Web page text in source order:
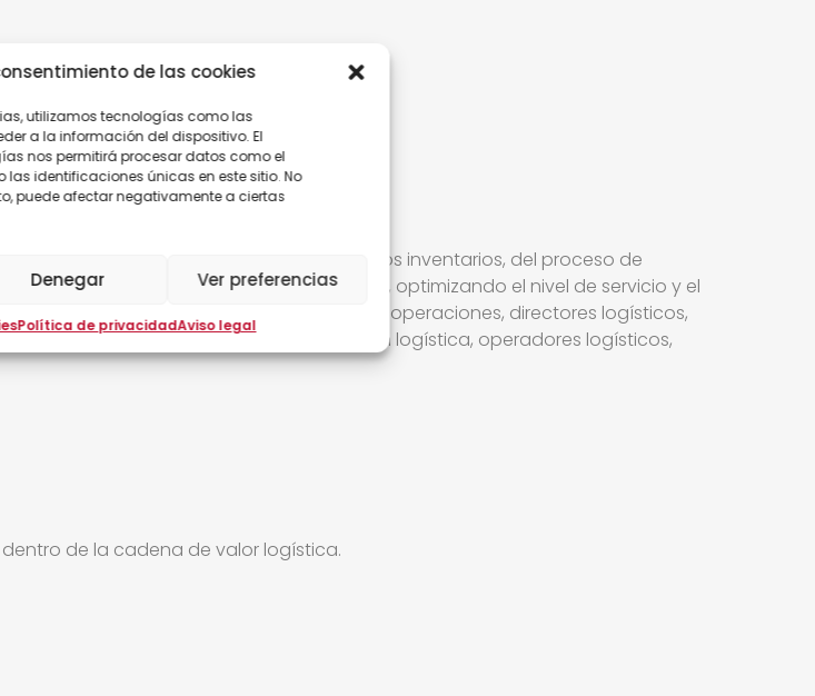
de las cookies
utilizamos tecnologías como las
a la información del dispositivo. El
nos permitirá procesar datos como el
identificaciones únicas en este sitio. No
puede afectar negativamente a ciertas
Denegar Ver preferencias
Política de privacidadAviso legal
para tomar decisiones en la gestión de los inventarios, del proceso de
en la gestión del proceso logístico, optimizando el nivel de servicio y el
gerencia, jefes de almacén, directores de operaciones, directores logísticos,
de almacenaje, transporte y distribución logística, operadores logísticos,
de la cadena de valor logística.